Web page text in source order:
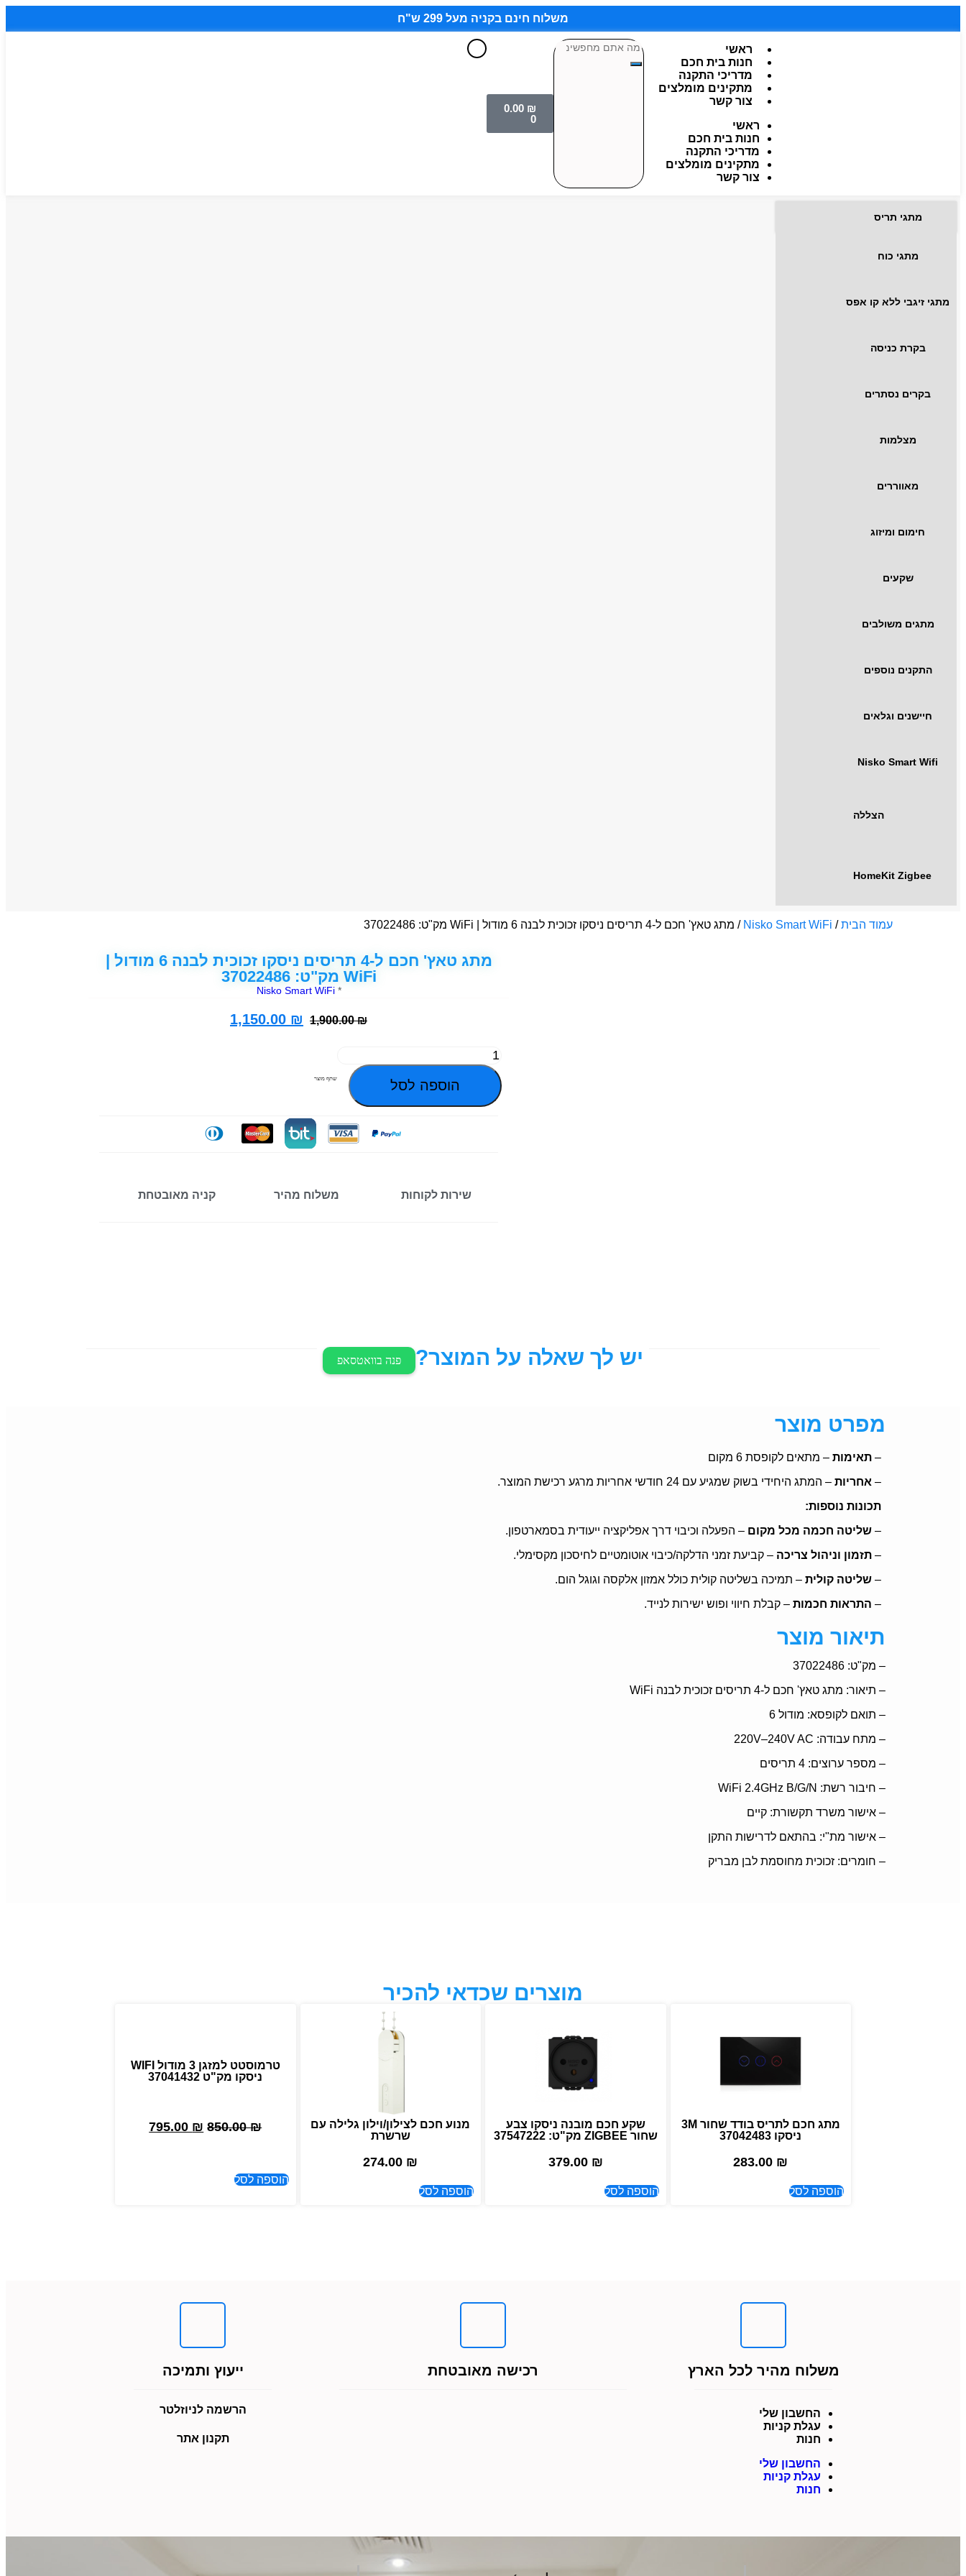
משלוח חינם בקניה מעל 299 ש"ח
ראשי
חנות בית חכם
מדריכי התקנה
מתקינים מומלצים
צור קשר
ראשי
חנות בית חכם
מדריכי התקנה
מתקינים מומלצים
צור קשר
0.00 ₪
0
מתגי תריס
מתגי כוח
מתגי זיגבי ללא קו אפס
בקרת כניסה
בקרים נסתרים
מצלמות
מאווררים
חימום ומיזוג
שקעים
מתגים משולבים
התקנים נוספים
חיישנים וגלאים
Nisko Smart Wifi
הצללה
HomeKit Zigbee
עמוד הבית/
Nisko Smart WiFi / מתג טאץ' חכם ל-4 תריסים ניסקו זכוכית לבנה 6 מודול | WiFi מק"ט: 37022486
מתג טאץ' חכם ל-4 תריסים ניסקו זכוכית לבנה 6 מודול |
WiFi מק"ט: 37022486
*
Nisko Smart WiFi
1,900.00₪
1,150.00 ₪
הוספה לסל שתף מוצר
שירות לקוחות משלוח מהיר קניה מאובטחת
יש לך שאלה על המוצר? פנה בוואטסאפ
מפרט מוצר
– תאימות – מתאים לקופסת 6 מקום
– אחריות – המתג היחידי בשוק שמגיע עם 24 חודשי אחריות מרגע רכישת המוצר.
תכונות נוספות:
– שליטה חכמה מכל מקום – הפעלה וכיבוי דרך אפליקציה ייעודית בסמארטפון.
– תזמון וניהול צריכה – קביעת זמני הדלקה/כיבוי אוטומטיים לחיסכון מקסימלי.
– שליטה קולית – תמיכה בשליטה קולית כולל אמזון אלקסה וגוגל הום.
– התראות חכמות – קבלת חיווי ופוש ישירות לנייד.
תיאור מוצר
– מק"ט: 37022486
– תיאור: מתג טאץ' חכם ל-4 תריסים זכוכית לבנה WiFi
– תואם לקופסא: מודול 6
– מתח עבודה: 220V–240V AC
– מספר ערוצים: 4 תריסים
– חיבור רשת: WiFi 2.4GHz B/G/N
– אישור משרד תקשורת: קיים
– אישור מת"י: בהתאם לדרישות התקן
– חומרים: זכוכית מחוסמת לבן מבריק
מוצרים שכדאי להכיר
מתג חכם לתריס בודד שחור 3M
ניסקו 37042483
283.00 ₪
הוספה לסל
שקע חכם מובנה ניסקו צבע
שחור ZIGBEE מק"ט: 37547222
379.00 ₪
הוספה לסל
מנוע חכם לצילון/וילון גלילה עם
שרשרת
274.00 ₪
הוספה לסל
טרמוסטט למזגן 3 מודול WIFI
ניסקו מק"ט 37041432
850.00₪
795.00 ₪
הוספה לסל
משלוח מהיר לכל הארץ
החשבון שלי
עגלת קניות
חנות
החשבון שלי
עגלת קניות
חנות
רכישה מאובטחת ייעוץ ותמיכה
הרשמה לניוזלטר
תקנון אתר